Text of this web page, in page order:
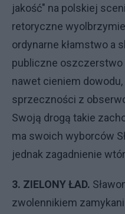
jakość" na polskiej
retoryczne
ordynarne kłamstwo a
publiczne oszczerstwo
nawet cieniem
sprzeczności z
Swoją drogą takie
ma swoich wyborców
jednak zagadnienie
3. ZIELONY ŁAD.
zwolennikiem